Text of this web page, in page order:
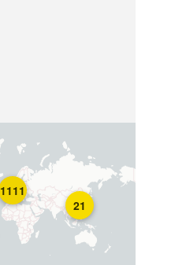
21
1111